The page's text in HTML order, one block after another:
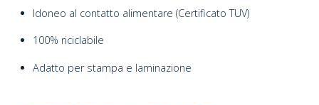
Idoneo al contatto alimentare (Certificato TUV)
100% riciclabile
Adatto per stampa e laminazione